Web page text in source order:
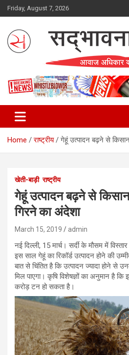
Skip
to
Friday, August 7, 2026
Sadbhawna Today
Home राष्ट्रीय गेहूं उत्पादन बढ़ने से
खेती-बाड़ी राष्ट्रीय
गेहूं उत्पादन बढ़ने से
गिरने का अंदेशा
March 15, 2019 admin
नई दिल्ली, 15 मार्च। सर्दी के मौसम में
इस साल गेहूं का रिकॉर्ड उत्पादन होने की
बात से चिंतित है कि उत्पादन ज्यादा होने से
मिल पाएगा। कृषि विशेषज्ञों का अनुमान है
करोड़ टन हो सकता है।